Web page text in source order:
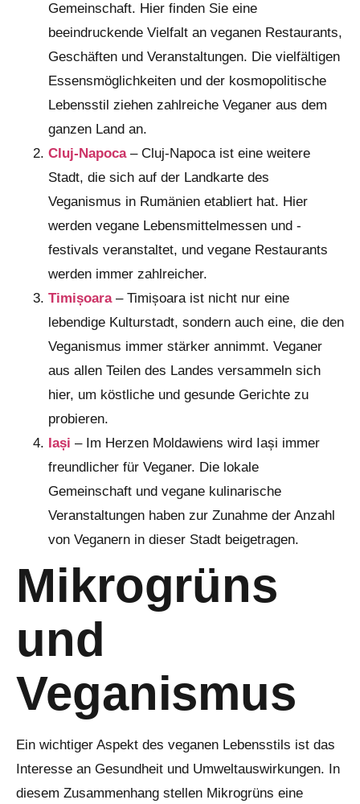
Gemeinschaft. Hier finden Sie eine
beeindruckende Vielfalt an veganen Restaurants,
Geschäften und Veranstaltungen. Die vielfältigen
Essensmöglichkeiten und der kosmopolitische
Lebensstil ziehen zahlreiche Veganer aus dem
ganzen Land an.
Cluj-Napoca– Cluj-Napoca ist eine weitere
Stadt, die sich auf der Landkarte des
Veganismus in Rumänien etabliert hat. Hier
werden vegane Lebensmittelmessen und -
festivals veranstaltet, und vegane Restaurants
werden immer zahlreicher.
Timișoara – Timișoara ist nicht nur eine
lebendige Kulturstadt, sondern auch eine, die den
Veganismus immer stärker annimmt. Veganer
aus allen Teilen des Landes versammeln sich
hier, um köstliche und gesunde Gerichte zu
probieren.
Iași – Im Herzen Moldawiens wird Iași immer
freundlicher für Veganer. Die lokale
Gemeinschaft und vegane kulinarische
Veranstaltungen haben zur Zunahme der Anzahl
von Veganern in dieser Stadt beigetragen.
Mikrogrüns
und
Veganismus
Ein wichtiger Aspekt des veganen Lebensstils ist das
Interesse an Gesundheit und Umweltauswirkungen. In
diesem Zusammenhang stellen Mikrogrüns eine